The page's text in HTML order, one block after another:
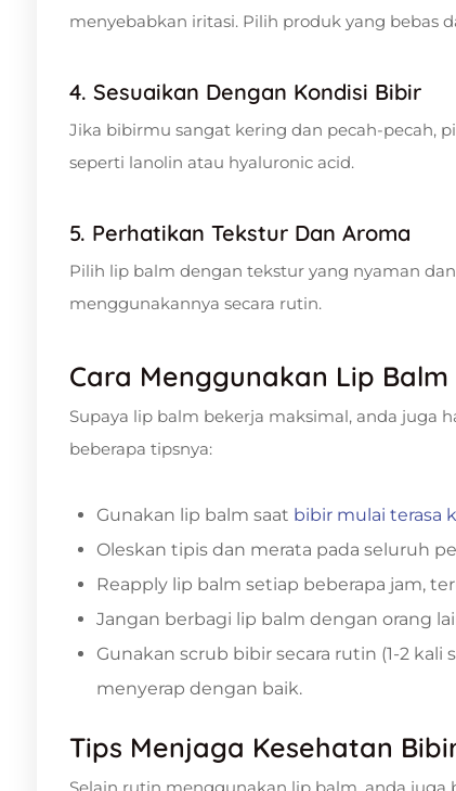
menyebabkan iritasi. Pilih produk yang bebas
4. Sesuaikan Dengan Kondisi Bibir
Jika bibirmu sangat kering dan pecah-pecah,
seperti lanolin atau hyaluronic acid.
5. Perhatikan Tekstur Dan Aroma
Pilih lip balm dengan tekstur yang nyaman
menggunakannya secara rutin.
Cara Menggunakan Lip
Supaya lip balm bekerja maksimal, anda juga
beberapa tipsnya:
Gunakan lip balm saat bibir mulai terasa
Oleskan tipis dan merata pada seluruh
Reapply lip balm setiap beberapa jam,
Jangan berbagi lip balm dengan orang
Gunakan scrub bibir secara rutin (1-2
menyerap dengan baik.
Tips Menjaga Kesehatan